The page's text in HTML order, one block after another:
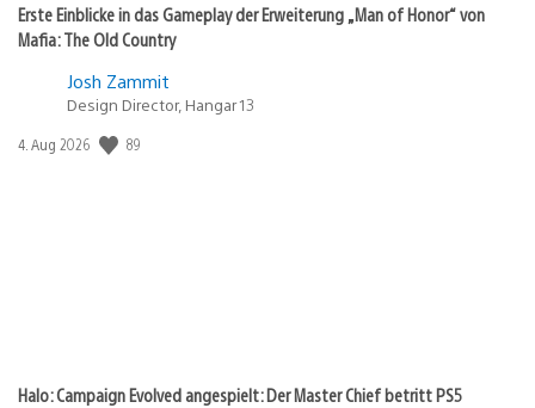
Erste Einblicke in das Gameplay der Erweiterung „Man of Honor“ von
Mafia: The Old Country
Josh Zammit
Design Director, Hangar 13
Veröffentlichungsdatum:
4. Aug 2026 89
Halo: Campaign Evolved angespielt: Der Master Chief betritt PS5